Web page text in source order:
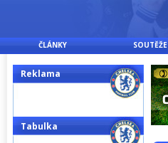
ČLÁNKY SOUTĚŽE
Reklama
Tabulka